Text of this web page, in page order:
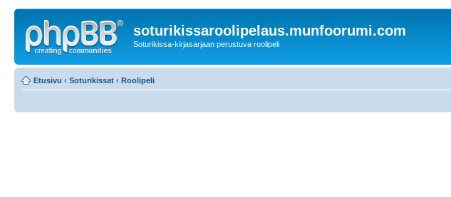
soturikissaroolipelaus.munfoorumi.com
Soturikissa-kirjasarjaan perustuva roolipeli
Etusivu ‹ Soturikissat ‹ Roolipeli